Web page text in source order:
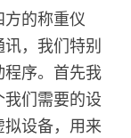
的称重仪
，我们特别
序。首先我
们需要的设
设备，用来